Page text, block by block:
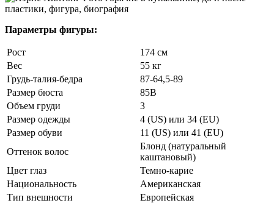
Параметры фигуры:
Рост
174 см
Вес
55 кг
Грудь-талия-бедра
87-64,5-89
Размер бюста
85В
Объем груди
3
Размер одежды
4 (US) или 34 (EU)
Размер обуви
11 (US) или 41 (EU)
Оттенок волос
Блонд (натуральный
каштановый)
Цвет глаз
Темно-карие
Национальность
Американская
Тип внешности
Европейская